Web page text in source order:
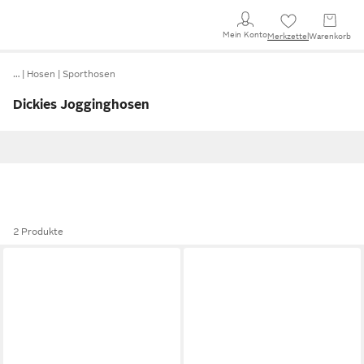
Mein KontoMerkzettel Warenkorb
… Hosen Sporthosen
Dickies Jogginghosen
2 Produkte